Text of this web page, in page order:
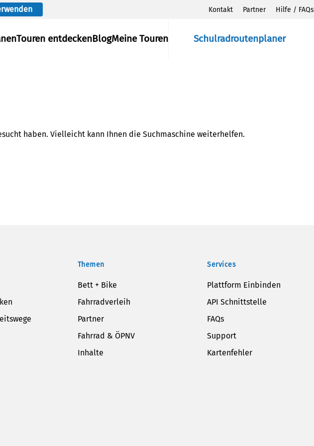
Kontakt Partner Hilfe / FAQs
Touren entdeckenBlogMeine Touren Schulradroutenplaner
haben. Vielleicht kann Ihnen die Suchmaschine weiterhelfen.
Themen
Bett + Bike
Fahrradverleih
Partner
Fahrrad & ÖPNV
Inhalte
Services
Plattform Einbinden
API Schnittstelle
FAQs
Support
Kartenfehler